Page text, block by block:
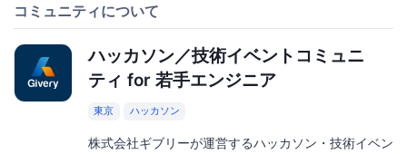
コミュニティについて
ハッカソン／技術イベントコミュニ
ティ for 若手エンジニア
東京 ハッカソン
株式会社ギブリーが運営するハッカソン・技術イベン